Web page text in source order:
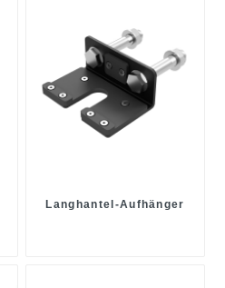
Langhantel-Aufhänger